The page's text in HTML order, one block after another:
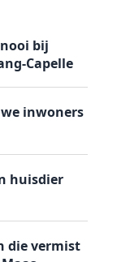
bij
Capelle
inwoners
huisdier
die vermist